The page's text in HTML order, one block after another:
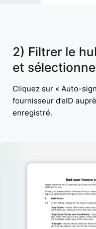
2) Filtrer le
et
Cliquez sur « Auto-
fournisseur d’eID
enregistré.